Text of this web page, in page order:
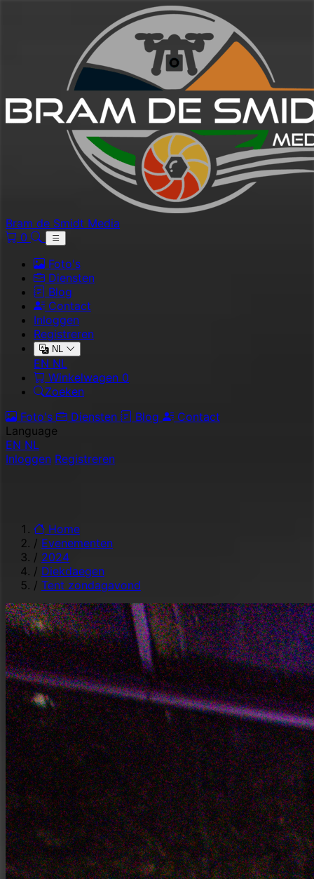
Bram de Smidt Media
0
Foto's
Diensten
Blog
Contact
Inloggen
Registreren
NL
EN NL
Winkelwagen 0
Zoeken
Foto's
Diensten Blog
Contact
Language
EN NL
Inloggen Registreren
Home
/ Evenementen
/ 2024
/ Diekdaegen
/ Tent zondagavond